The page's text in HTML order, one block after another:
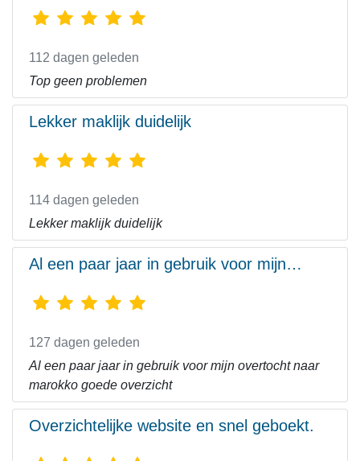
112 dagen geleden
Top geen problemen
Lekker maklijk duidelijk
114 dagen geleden
Lekker maklijk duidelijk
Al een paar jaar in gebruik voor mijn…
127 dagen geleden
Al een paar jaar in gebruik voor mijn overtocht naar
marokko goede overzicht
Overzichtelijke website en snel geboekt.